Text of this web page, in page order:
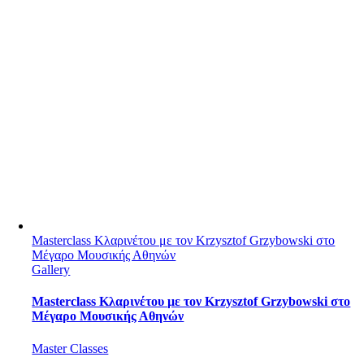
Masterclass Κλαρινέτου με τον Krzysztof Grzybowski στο
Μέγαρο Μουσικής Αθηνών
Gallery
Masterclass Κλαρινέτου με τον Krzysztof Grzybowski στο
Μέγαρο Μουσικής Αθηνών
Master Classes